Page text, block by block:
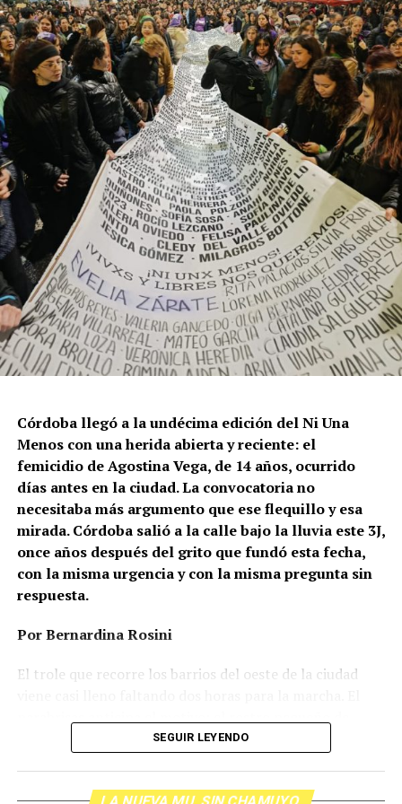
bonaerense, para conocer y escuchar a isleños,
productores, docentes, ambientalistas y vecinos que
resisten otra avanzada sobre un territorio en disputa.
Por Francisco Pandolfi
Gonzalo Giles, pensador y
Ganar la vida: La historia de (no)
Su hijo Ciro tenía 120 veces más agrotóxicos que lo
Córdoba llegó a la undécima edición del Ni Una
Menos con una herida abierta y reciente: el
femicidio de Agostina Vega, de 14 años, ocurrido
días antes en la ciudad. La convocatoria no
necesitaba más argumento que ese flequillo y esa
mirada. Córdoba salió a la calle bajo la lluvia este 3J,
once años después del grito que fundó esta fecha,
con la misma urgencia y con la misma pregunta sin
respuesta.
Por Bernardina Rosini
El trole que recorre los barrios del oeste de la ciudad
Agostina Vega, 14 años. Era fácil intuir que será una
SEGUIR LEYENDO